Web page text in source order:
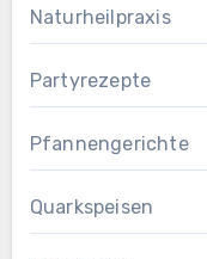
Naturheilpraxis
Partyrezepte
Pfannengerichte
Quarkspeisen